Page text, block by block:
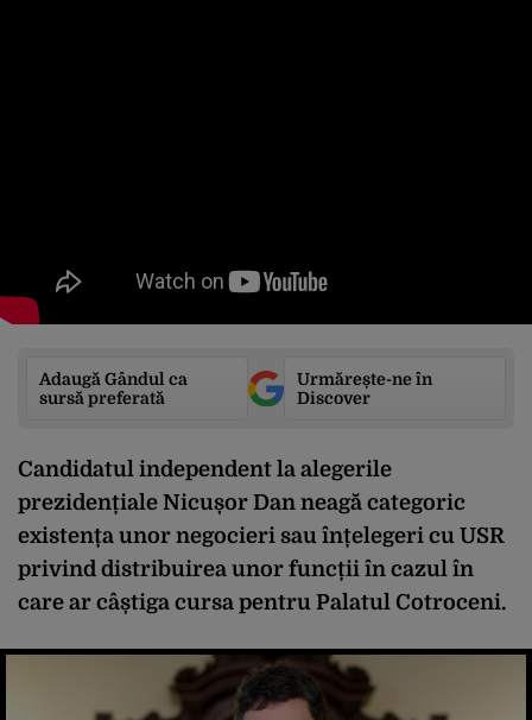
Adaugă Gândul ca
sursă preferată
Urmărește-ne în
Discover
Candidatul independent la alegerile
prezidențiale Nicușor Dan neagă categoric
existența unor negocieri sau înțelegeri cu USR
privind distribuirea unor funcții în cazul în
care ar câștiga cursa pentru Palatul Cotroceni.